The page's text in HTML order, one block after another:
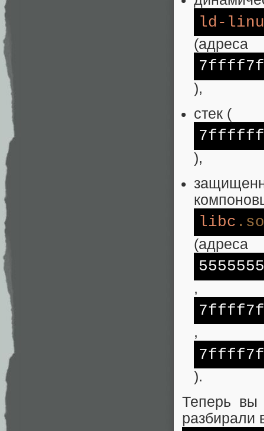
ld-
(адреса
7ffff7
),
стек (
),
libc
(адреса
,
,
).
Теперь вы
разбирали